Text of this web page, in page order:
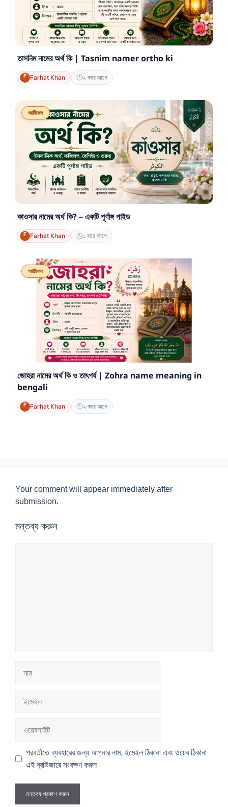
তাসনিম নামের অর্থ কি | Tasnim namer ortho ki
Farhat Khan ২ বছর আগে
আর্টিকেল
কাওসার নামের অর্থ কি? – একটি পূর্ণাঙ্গ গাইড
Farhat Khan ১ বছর আগে
আর্টিকেল
জোহরা নামের অর্থ কি ও তাৎপর্য | Zohra name meaning in
bengali
Farhat Khan ২ বছর আগে
Your comment will appear immediately after
submission.
মন্তব্য করুন
পরবর্তীতে ব্যবহারের জন্য আপনার নাম, ইমেইল ঠিকানা এবং ওয়েব ঠিকানা
এই ব্রাউজারে সংরক্ষণ করুন।